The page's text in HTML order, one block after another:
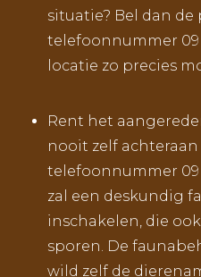
situatie? Bel dan
telefoonnummer 09
locatie zo precies
Rent het
nooit zelf
telefoonnummer 09
zal een deskundig
inschakelen, die
sporen. De
wild zelf de